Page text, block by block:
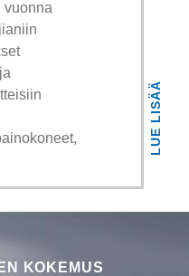
vuonna
LUE LISÄÄ
KOKEMUS